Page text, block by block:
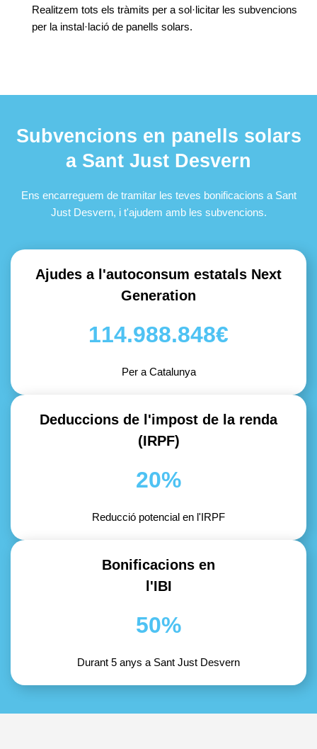
Realitzem tots els tràmits per a sol·licitar les subvencions
per la instal·lació de panells solars.
Subvencions en panells solars
a Sant Just Desvern
Ens encarreguem de tramitar les teves bonificacions a Sant
Just Desvern, i t'ajudem amb les subvencions.
Ajudes a l'autoconsum estatals Next
Generation
114.988.848€
Per a Catalunya
Deduccions de l'impost de la renda
(IRPF)
20%
Reducció potencial en l'IRPF
Bonificacions en
l'IBI
50%
Durant 5 anys a Sant Just Desvern